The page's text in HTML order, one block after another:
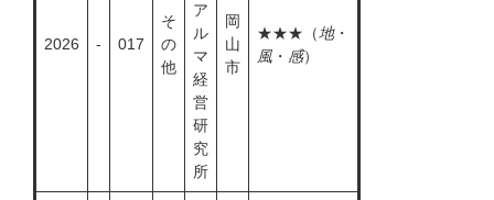
2026 - 017
そ
の
他
ア
ル
マ
経
営
研
究
所
岡
山
市
★★★（地・
風 ・ 感）